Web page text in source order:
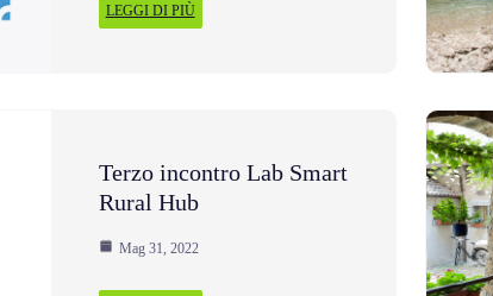
LEGGI DI PIÙ
Terzo incontro Lab Smart
Rural Hub
Mag 31, 2022